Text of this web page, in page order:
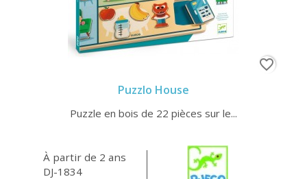
Puzzlo House
Puzzle en bois de 22 pièces sur le...
À partir de 2 ans
DJ-1834
favorite_border